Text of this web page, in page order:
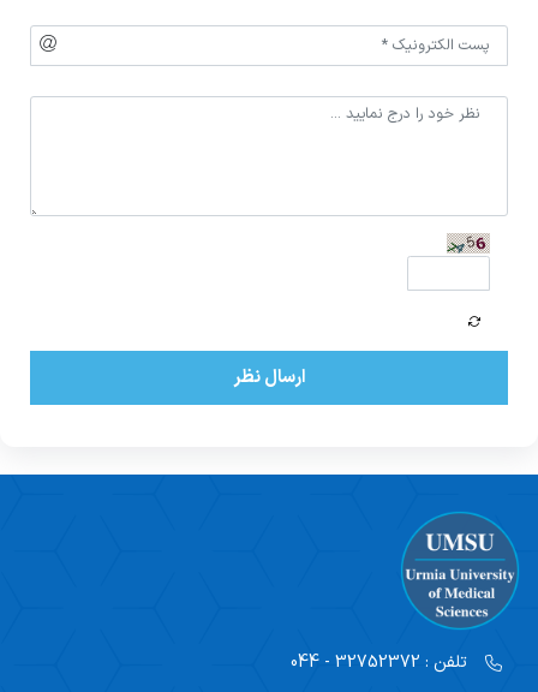
مرکز تحقیقاتی نوروفیزیولوژی
سیاست های حمایتی پژوهشی
مسئول اساتید مشاور
استاد مشاور
برنامه هفتگی
راهنمای جامع اعتباربخشی
ارسال نظر
تلفن : 32752372 - 044